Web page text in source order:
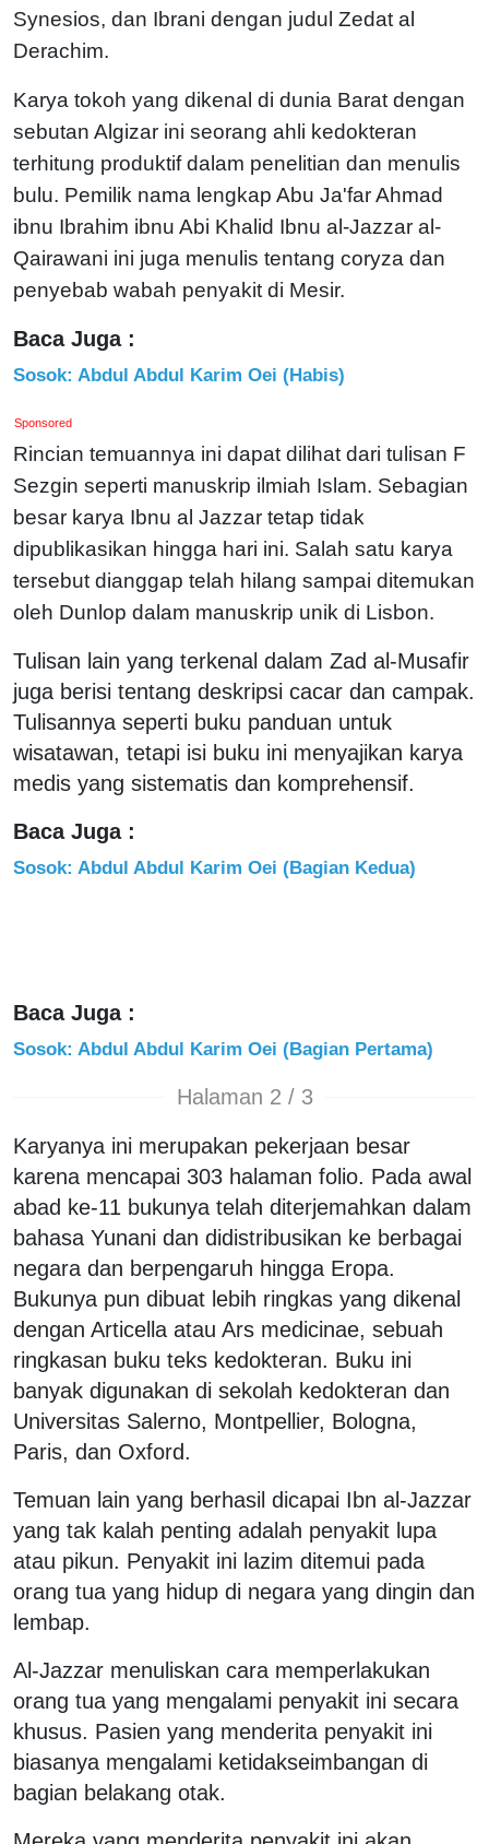
Synesios, dan Ibrani dengan judul Zedat al
Derachim.
Karya tokoh yang dikenal di dunia Barat dengan
sebutan Algizar ini seorang ahli kedokteran
terhitung produktif dalam penelitian dan menulis
bulu. Pemilik nama lengkap Abu Ja'far Ahmad
ibnu Ibrahim ibnu Abi Khalid Ibnu al-Jazzar al-
Qairawani ini juga menulis tentang coryza dan
penyebab wabah penyakit di Mesir.
Baca Juga :
Sosok: Abdul Abdul Karim Oei (Habis)
Sponsored
Rincian temuannya ini dapat dilihat dari tulisan F
Sezgin seperti manuskrip ilmiah Islam. Sebagian
besar karya Ibnu al Jazzar tetap tidak
dipublikasikan hingga hari ini. Salah satu karya
tersebut dianggap telah hilang sampai ditemukan
oleh Dunlop dalam manuskrip unik di Lisbon.
Tulisan lain yang terkenal dalam Zad al-Musafir
juga berisi tentang deskripsi cacar dan campak.
Tulisannya seperti buku panduan untuk
wisatawan, tetapi isi buku ini menyajikan karya
medis yang sistematis dan komprehensif.
Baca Juga :
Sosok: Abdul Abdul Karim Oei (Bagian Kedua)
Baca Juga :
Sosok: Abdul Abdul Karim Oei (Bagian Pertama)
Halaman 2 / 3
Karyanya ini merupakan pekerjaan besar
karena mencapai 303 halaman folio. Pada awal
abad ke-11 bukunya telah diterjemahkan dalam
bahasa Yunani dan didistribusikan ke berbagai
negara dan berpengaruh hingga Eropa.
Bukunya pun dibuat lebih ringkas yang dikenal
dengan Articella atau Ars medicinae, sebuah
ringkasan buku teks kedokteran. Buku ini
banyak digunakan di sekolah kedokteran dan
Universitas Salerno, Montpellier, Bologna,
Paris, dan Oxford.
Temuan lain yang berhasil dicapai Ibn al-Jazzar
yang tak kalah penting adalah penyakit lupa
atau pikun. Penyakit ini lazim ditemui pada
orang tua yang hidup di negara yang dingin dan
lembap.
Al-Jazzar menuliskan cara memperlakukan
orang tua yang mengalami penyakit ini secara
khusus. Pasien yang menderita penyakit ini
biasanya mengalami ketidakseimbangan di
bagian belakang otak.